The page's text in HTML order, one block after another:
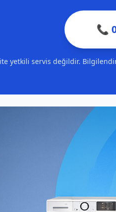
📞
yetkili servis değildir.